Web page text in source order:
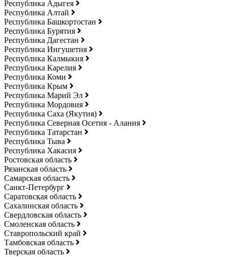
Республика Адыгея
Республика Алтай
Республика Башкортостан
Республика Бурятия
Республика Дагестан
Республика Ингушетия
Республика Калмыкия
Республика Карелия
Республика Коми
Республика Крым
Республика Марий Эл
Республика Мордовия
Республика Саха (Якутия)
Республика Северная Осетия - Алания
Республика Татарстан
Республика Тыва
Республика Хакасия
Ростовская область
Рязанская область
Самарская область
Санкт-Петербург
Саратовская область
Сахалинская область
Свердловская область
Смоленская область
Ставропольский край
Тамбовская область
Тверская область